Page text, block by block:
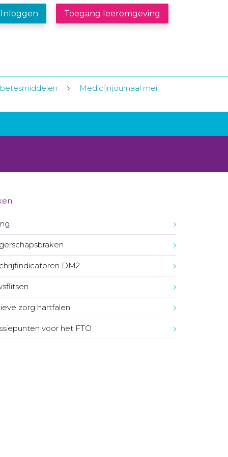
Inloggen Toegang leeromgeving
Medicijnjournaal mei
DM2
zorg hartfalen
voor het FTO